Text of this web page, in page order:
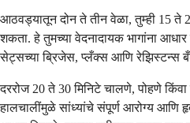
आठवड्यातून दोन ते तीन वेळा, तुम्ही 15 ते
शकता. हे तुमच्या वेदनादायक भागांना आधार
सेट्सच्या ब्रिजेस, प्लँक्स आणि रेझिस्टन्स
दररोज 20 ते 30 मिनिटे चालणे, पोहणे
हालचालींमुळे सांध्यांचे संपूर्ण आरोग्य आणि